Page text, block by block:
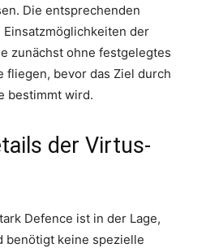
Die entsprechenden
der
zunächst ohne festgelegtes
fliegen, bevor das Ziel durch
bestimmt wird.
der Virtus-
Defence ist in der Lage,
benötigt keine spezielle